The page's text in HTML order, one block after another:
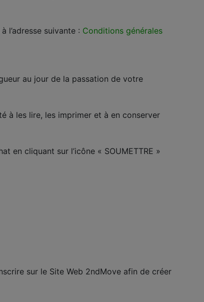
l’adresse suivante : Conditions générales
au jour de la passation de votre
à les lire, les imprimer et à en conserver
en cliquant sur l’icône « SOUMETTRE »
sur le Site Web 2ndMove afin de créer